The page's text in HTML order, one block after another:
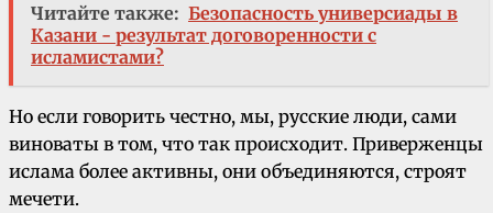
Читайте также: Безопасность универсиады в
Казани - результат договоренности с
исламистами?
Но если говорить честно, мы, русские люди, сами
виноваты в том, что так происходит. Приверженцы
ислама более активны, они объединяются, строят
мечети.